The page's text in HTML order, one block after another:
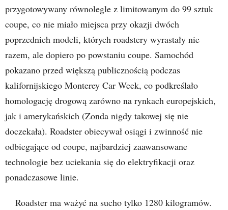
przygotowywany równolegle z limitowanym do 99 sztuk
coupe, co nie miało miejsca przy okazji dwóch
poprzednich modeli, których roadstery wyrastały nie
razem, ale dopiero po powstaniu coupe. Samochód
pokazano przed większą publicznością podczas
kalifornijskiego Monterey Car Week, co podkreślało
homologację drogową zarówno na rynkach europejskich,
jak i amerykańskich (Zonda nigdy takowej się nie
doczekała). Roadster obiecywał osiągi i zwinność nie
odbiegające od coupe, najbardziej zaawansowane
technologie bez uciekania się do elektryfikacji oraz
ponadczasowe linie.
Roadster ma ważyć na sucho tylko 1280 kilogramów.